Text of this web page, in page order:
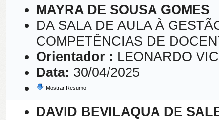
MAYRA DE SOUSA GOMES
DA SALA DE AULA À
COMPETÊNCIAS DE
Orientador : LEONARDO
Data: 30/04/2025
Mostrar Resumo
DAVID BEVILAQUA DE